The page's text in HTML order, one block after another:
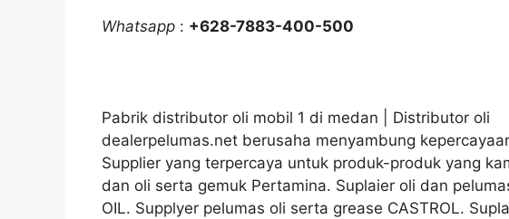
Whatsapp : +628-7883-400-500
Pabrik distributor oli mobil 1 di medan | Distributor oli
dealerpelumas.net berusaha menyambung
Supplier yang terpercaya untuk produk-produk yang
dan oli serta gemuk Pertamina. Suplaier oli dan
OIL. Supplyer pelumas oli serta grease CASTROL.